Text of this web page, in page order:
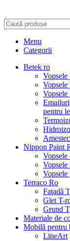
Menu
Categorii
Betek ro
Vopsele
pentru
Nippon Paint
Terraco Ro
Faţadă
Glet T-
Grund
Materiale de
Mobilă pentru
LineArt